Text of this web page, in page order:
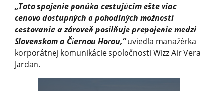
„Toto spojenie ponúka cestujúcim ešte viac
cenovo dostupných a pohodlných možností
cestovania a zároveň posilňuje prepojenie medzi
Slovenskom a Čiernou Horou,“uviedla manažérka
korporátnej komunikácie spoločnosti Wizz Air Vera
Jardan.